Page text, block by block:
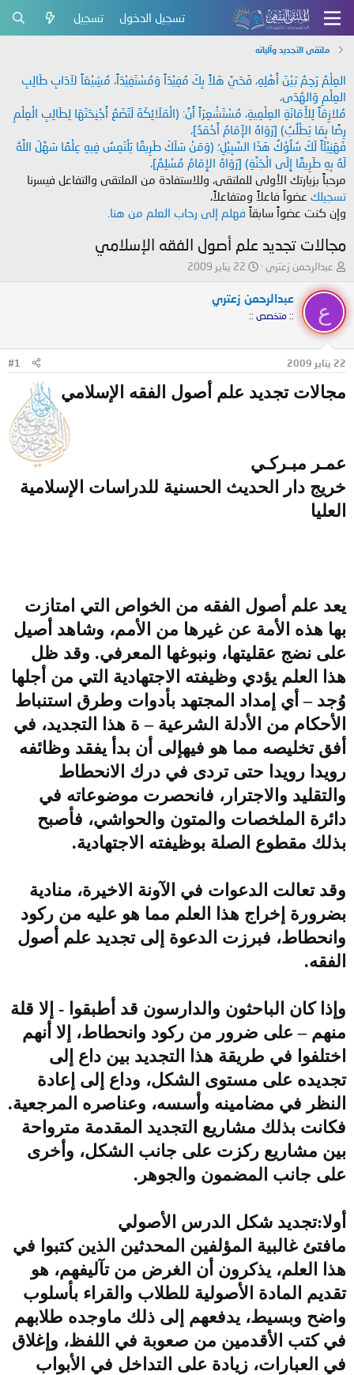
تسجيل الدخول تسجيل
ملتقى التجديد وآلياته
العِلْمُ رَحِمٌ بَيْنَ أَهْلِهِ، فَحَيَّ هَلاً بِكَ مُفِيْدَاً وَمُسْتَفِيْدَاً، مُشِيْعَاً لآدَابِ طَالِبِ
العِلْمِ وَالهُدَى،
مُلازِمَاً لِلأَمَانَةِ العِلْمِيةِ، مُسْتَشْعِرَاً أَنَّ: (الْمَلَائِكَةَ لَتَضَعُ أَجْنِحَتَهَا لِطَالِبِ الْعِلْمِ
رِضًا بِمَا يَطْلُبُ) [رَوَاهُ الإَمَامُ أَحْمَدُ]،
فَهَنِيْئَاً لَكَ سُلُوْكُ هَذَا السَّبِيْلِ؛ (وَمَنْ سَلَكَ طَرِيقًا يَلْتَمِسُ فِيهِ عِلْمًا سَهَّلَ اللَّهُ
لَهُ بِهِ طَرِيقًا إِلَى الْجَنَّةِ) [رَوَاهُ الإِمَامُ مُسْلِمٌ]،
مرحباً بزيارتك الأولى للملتقى، وللاستفادة من الملتقى والتفاعل فيسرنا
تسجيلك عضواً فاعلاً ومتفاعلاً،
وإن كنت عضواً سابقاً فهلم إلى رحاب العلم من هنا.
مجالات تجديد علم أصول الفقه الإسلامي
ب
د
ئ
ل
م
و
و
عبدالرحمن زعتري
ت
ي
ل
ء
22 يناير 2009
ع
عبدالرحمن زعتري
:: متخصص ::
22 يناير 2009 #1
مجالات تجديد علم أصول الفقه الإسلامي
عمـر مبـركـي
خريج دار الحديث الحسنية للدراسات الإسلامية
العليا
يعد علم أصول الفقه من الخواص التي امتازت
بها هذه الأمة عن غيرها من الأمم، وشاهد أصيل
على نضج عقليتها، ونبوغها المعرفي. وقد ظل
هذا العلم يؤدي وظيفته الاجتهادية التي من أجلها
وُجد – أي إمداد المجتهد بأدوات وطرق استنباط
الأحكام من الأدلة الشرعية – ة هذا التجديد، في
أفق تخليصه مما هو فيهإلى أن بدأ يفقد وظائفه
رويدا رويدا حتى تردى في درك الانحطاط
والتقليد والاجترار، فانحصرت موضوعاته في
دائرة الملخصات والمتون والحواشي، فأصبح
بذلك مقطوع الصلة بوظيفته الاجتهادية.
وقد تعالت الدعوات في الآونة الاخيرة، منادية
بضرورة إخراج هذا العلم مما هو عليه من ركود
وانحطاط، فبرزت الدعوة إلى تجديد علم أصول
الفقه.
وإذا كان الباحثون والدارسون قد أطبقوا - إلا قلة
منهم – على ضرور من ركود وانحطاط، إلا أنهم
اختلفوا في طريقة هذا التجديد بين داع إلى
تجديده على مستوى الشكل، وداع إلى إعادة
النظر في مضامينه وأسسه، وعناصره المرجعية.
فكانت بذلك مشاريع التجديد المقدمة مترواحة
بين مشاريع ركزت على جانب الشكل، وأخرى
على جانب المضمون والجوهر.
أولا:تجديد شكل الدرس الأصولي
مافتئ غالبية المؤلفين المحدثين الذين كتبوا في
هذا العلم، يذكرون أن الغرض من تآليفهم، هو
تقديم المادة الأصولية للطلاب والقراء بأسلوب
واضح وبسيط، يدفعهم إلى ذلك ماوجده طلابهم
في كتب الأقدمين من صعوبة في اللفظ، وإغلاق
في العبارات، زيادة على التداخل في الأبواب